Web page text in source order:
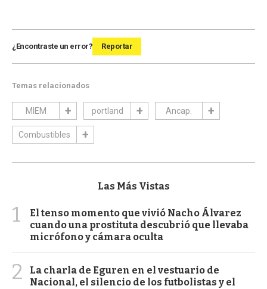
¿Encontraste un error? Reportar
Temas relacionados
MIEM portland Ancap.
Combustibles
Las Más Vistas
1
El tenso momento que vivió Nacho Álvarez
cuando una prostituta descubrió que llevaba
micrófono y cámara oculta
2
La charla de Eguren en el vestuario de
Nacional, el silencio de los futbolistas y el